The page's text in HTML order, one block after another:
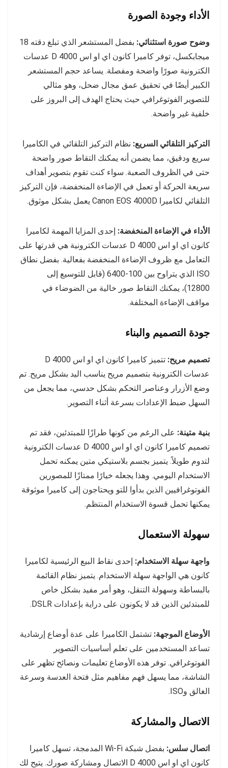
الأداء وجودة الصورة
وضوح صورة استثنائي:
بفضل المستشعر الذي تبلغ دقته 18
ميجابكسل، توفر كاميرا كانون اي او اس 4000 D عدسات
الكترونية صورًا واضحة ومفصلة. يساعد حجم المستشعر
الكبير أيضًا في تحقيق عمق مجال ضحل، وهو مثالي
للتصوير الفوتوغرافي حيث يحتاج الهدف إلى البروز على
خلفية غير واضحة.
التركيز التلقائي السريع: نظام التركيز التلقائي في الكاميرا
سريع ودقيق، مما يضمن أنه يمكنك التقاط صور واضحة
حتى في الظروف الصعبة. سواء كنت تقوم بتصوير أهداف
سريعة الحركة أو تعمل في الإضاءة المنخفضة، فإن التركيز
التلقائي لكاميرا Canon EOS 4000D يعمل بشكل موثوق.
الأداء في الإضاءة المنخفضة: إحدى المزايا المهمة لكاميرا
كانون اي او اس 4000 D عدسات الكترونية هي قدرتها على
التعامل مع ظروف الإضاءة المنخفضة بفعالية. بفضل نطاق
ISO الذي يتراوح بين 100-6400 (قابل للتوسيع إلى
12800)، يمكنك التقاط صور خالية من الضوضاء في
مواقف الإضاءة المختلفة.
جودة التصميم والبناء
تصميم مريح:
تتميز كاميرا كانون اي او اس 4000 D
عدسات الكترونية بتصميم مريح يناسب اليد بشكل مريح. تم
وضع الأزرار وعناصر التحكم بشكل حدسي، مما يجعل من
السهل ضبط الإعدادات بسرعة أثناء التصوير.
بنية متينة: على الرغم من كونها طرازًا للمبتدئين، فقد تم
تصميم كاميرا كانون اي او اس 4000 D عدسات الكترونية
لتدوم طويلاً. يتميز بجسم بلاستيكي متين يمكنه تحمل
الاستخدام اليومي. وهذا يجعله خيارًا ممتازًا للمصورين
الفوتوغرافيين الذين بدأوا للتو ويحتاجون إلى كاميرا موثوقة
يمكنها تحمل قسوة الاستخدام المنتظم.
سهولة الاستعمال
واجهة سهلة الاستخدام: إحدى نقاط البيع الرئيسية لكاميرا
كانون هي الواجهة سهلة الاستخدام. يتميز نظام القائمة
بالبساطة وسهولة التنقل، وهو أمر مفيد بشكل خاص
للمبتدئين الذين قد لا يكونون على دراية بإعدادات DSLR.
الأوضاع الموجهة: تشتمل الكاميرا على عدة أوضاع إرشادية
تساعد المستخدمين على تعلم أساسيات التصوير
الفوتوغرافي. توفر هذه الأوضاع تعليمات ونصائح تظهر على
الشاشة، مما يسهل فهم مفاهيم مثل فتحة العدسة وسرعة
الغالق وISO.
الاتصال والمشاركة
اتصال سلس:
بفضل شبكة Wi-Fi المدمجة، تسهل كاميرا
كانون اي او اس 4000 D الاتصال ومشاركة صورك. يتيح لك